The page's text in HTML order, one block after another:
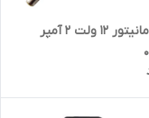
آداپتور مانیتور 12 ولت 2 آمپر